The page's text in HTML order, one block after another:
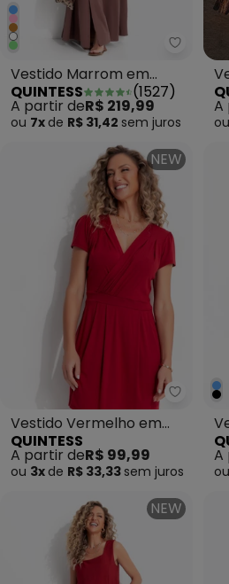
Vestido Marrom em
Jeans Leve
QUINTESS (1527)
A partir deR$ 219,99
ou 7x de R$ 31,42 sem juros
A
ou
NEW
Vestido Vermelho em
Malha de Viscose
QUINTESS
A partir deR$ 99,99
ou 3x de R$ 33,33 sem juros
A
ou
NEW